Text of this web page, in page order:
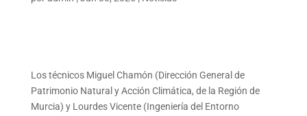
Los técnicos Miguel Chamón (Dirección General de
Patrimonio Natural y Acción Climática, de la Región de
Murcia) y Lourdes Vicente (Ingeniería del Entorno